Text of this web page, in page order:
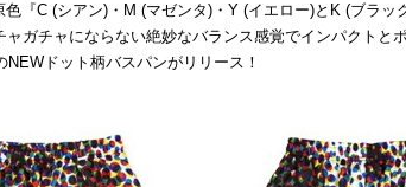
『C (シアン)・M (マゼンタ)・Y (イエロー)とK (ブラッ
ャガチャにならない絶妙なバランス感覚でインパクトと
NEWドット柄バスパンがリリース！